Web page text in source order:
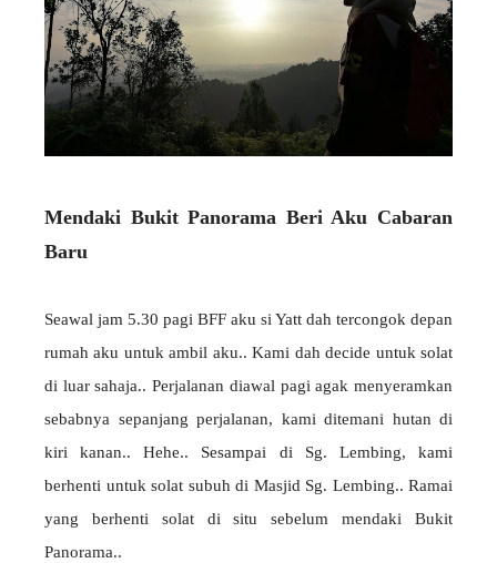
Mendaki Bukit Panorama Beri Aku Cabaran
Baru
Seawal jam 5.30 pagi BFF aku si Yatt dah tercongok depan
rumah aku untuk ambil aku.. Kami dah decide untuk solat
di luar sahaja.. Perjalanan diawal pagi agak menyeramkan
sebabnya sepanjang perjalanan, kami ditemani hutan di
kiri kanan.. Hehe.. Sesampai di Sg. Lembing, kami
berhenti untuk solat subuh di Masjid Sg. Lembing.. Ramai
yang berhenti solat di situ sebelum mendaki Bukit
Panorama..